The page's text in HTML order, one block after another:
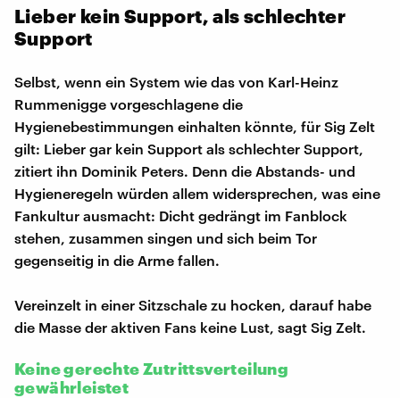
Lieber kein Support, als schlechter
Support
Selbst, wenn ein System wie das von Karl-Heinz
Rummenigge vorgeschlagene die
Hygienebestimmungen einhalten könnte, für Sig Zelt
gilt: Lieber gar kein Support als schlechter Support,
zitiert ihn Dominik Peters. Denn die Abstands- und
Hygieneregeln würden allem widersprechen, was eine
Fankultur ausmacht: Dicht gedrängt im Fanblock
stehen, zusammen singen und sich beim Tor
gegenseitig in die Arme fallen.
Vereinzelt in einer Sitzschale zu hocken, darauf habe
die Masse der aktiven Fans keine Lust, sagt Sig Zelt.
Keine gerechte Zutrittsverteilung
gewährleistet